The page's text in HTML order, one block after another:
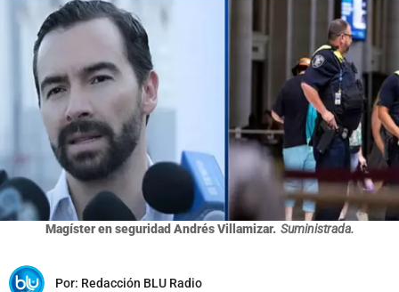
Magíster en seguridad Andrés Villamizar. Suministrada.
Por: Redacción BLU Radio